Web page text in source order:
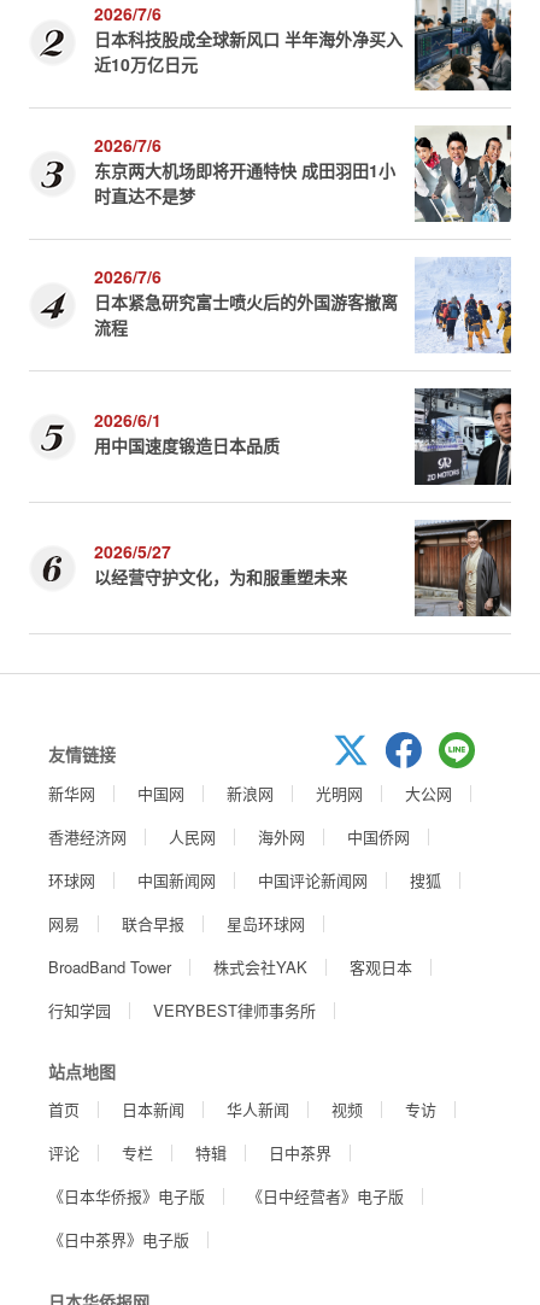
2026/7/6
日本科技股成全球新风口 半年海外净买入
近10万亿日元
2026/7/6
东京两大机场即将开通特快 成田羽田1小
时直达不是梦
2026/7/6
日本紧急研究富士喷火后的外国游客撤离
流程
2026/6/1
用中国速度锻造日本品质
2026/5/27
以经营守护文化，为和服重塑未来
友情链接
新华网 中国网 新浪网 光明网
大公网
香港经济网
人民网 海外网
中国侨网
环球网
中国新闻网 中国评论新闻网
搜狐
网易
联合早报
星岛环球网
BroadBand Tower
株式会社YAK
客观日本
行知学园
VERYBEST律师事务所
站点地图
首页 日本新闻 华人新闻 视频
专访
评论
专栏 特辑
日中茶界
《日本华侨报》电子版
《日中经营者》电子版
《日中茶界》电子版